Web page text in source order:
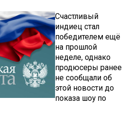
Счастливый
индиец стал
победителем ещё
на прошлой
неделе, однако
продюсеры ранее
не сообщали об
этой новости до
показа шоу по